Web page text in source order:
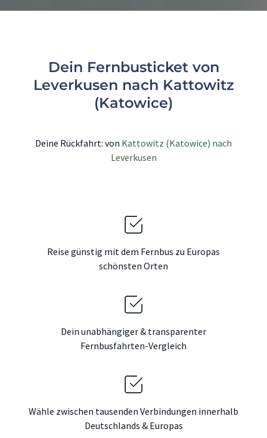
Dein Fernbusticket von
Leverkusen nach Kattowitz
(Katowice)
Deine Rückfahrt: von Kattowitz (Katowice) nach
Leverkusen
Reise günstig mit dem Fernbus zu Europas
schönsten Orten
Dein unabhängiger & transparenter
Fernbusfahrten-Vergleich
Wähle zwischen tausenden Verbindungen innerhalb
Deutschlands & Europas